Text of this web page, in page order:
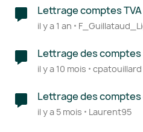
Lettrage comptes TVA
il y a 1 an
Lettrage des comptes
il y a 10 mois cpatouillard
Lettrage des comptes
il y a 5 mois Laurent95